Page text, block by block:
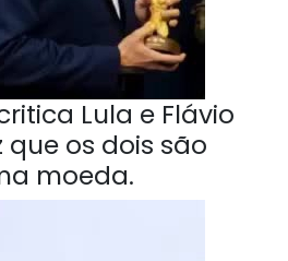
Lula e Flávio
que os dois são
moeda.